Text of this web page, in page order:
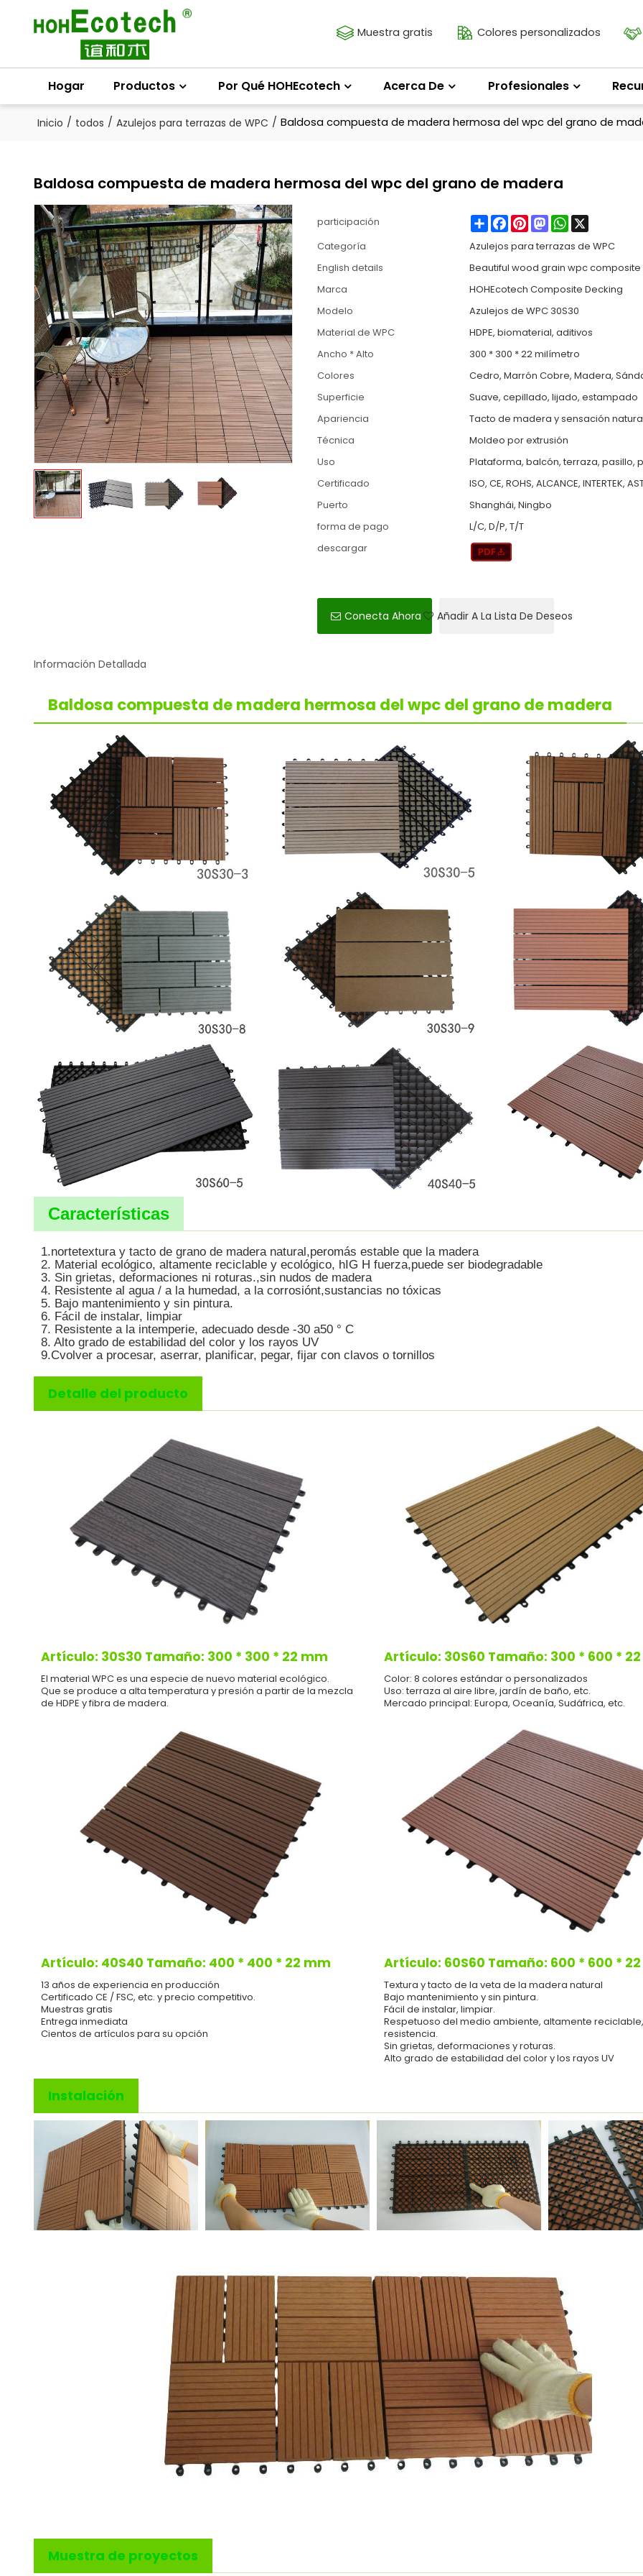
Muestra gratis Colores personalizados
Hogar Productos Por Qué HOHEcotech Acerca De Profesionales
Inicio / todos / Azulejos para terrazas de WPC / Baldosa compuesta de madera hermosa del wpc del grano de
Baldosa compuesta de madera hermosa del wpc del grano de madera
participación ShareFacebook
PinterestMastodonWhatsApp
Categoría
Azulejos para terrazas de WPC
English details
Beautiful wood grain wpc
Marca
HOHEcotech Composite Decking
Modelo
Azulejos de WPC 30S30
Material de WPC
HDPE, biomaterial, aditivos
Ancho * Alto
300 * 300 * 22 milímetro
Colores
Cedro, Marrón Cobre, Madera,
Superficie
Suave, cepillado, lijado, estampado
Apariencia
Tacto de madera y sensación
Técnica
Moldeo por extrusión
Uso
Plataforma, balcón, terraza, pasillo,
Certificado
ISO, CE, ROHS, ALCANCE, INTERTEK,
Puerto
Shanghái, Ningbo
forma de pago
L/C, D/P, T/T
descargar
Conecta Ahora Añadir A La Lista De Deseos
Información Detallada
Baldosa compuesta de madera hermosa del wpc del grano de madera
Características
1.nortetextura y tacto de grano de madera natural,peromás estable que la madera
2. Material ecológico, altamente reciclable y ecológico, hIG H fuerza,puede ser biodegradable
3. Sin grietas, deformaciones ni roturas.,sin nudos de madera
4. Resistente al agua / a la humedad, a la corrosiónt,sustancias no tóxicas
5. Bajo mantenimiento y sin pintura.
6. Fácil de instalar, limpiar
7. Resistente a la intemperie, adecuado desde -30 a50 ° C
8. Alto grado de estabilidad del color y los rayos UV
9.Cvolver a procesar, aserrar, planificar, pegar, fijar con clavos o tornillos
Detalle del producto
Artículo: 30S30 Tamaño: 300 * 300 * 22 mm
El material WPC es una especie de nuevo material ecológico.
Que se produce a alta temperatura y presión a partir de la mezcla
de HDPE y fibra de madera.
Artículo: 30S60 Tamaño: 300 * 600 *
Color: 8 colores estándar o personalizados
Uso: terraza al aire libre, jardín de baño, etc.
Mercado principal: Europa, Oceanía, Sudáfrica, etc.
Artículo: 40S40 Tamaño: 400 * 400 * 22 mm
13 años de experiencia en producción
Certificado CE / FSC, etc. y precio competitivo.
Muestras gratis
Entrega inmediata
Cientos de artículos para su opción
Artículo: 60S60 Tamaño: 600 * 600 *
Textura y tacto de la veta de la madera natural
Bajo mantenimiento y sin pintura.
Fácil de instalar, limpiar.
Respetuoso del medio ambiente, altamente
resistencia.
Sin grietas, deformaciones y roturas.
Alto grado de estabilidad del color y los rayos UV
Instalación
Muestra de proyectos